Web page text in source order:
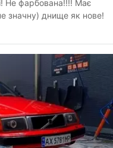
Не фарбована!!!! Має
значну) днище як нове!